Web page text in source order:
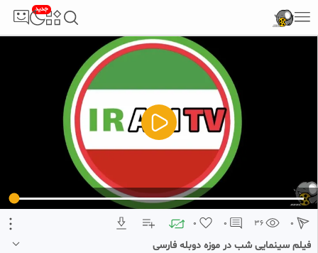
جدید
0 0 36 0
فیلم سینمایی شب در موزه دوبله فارسی